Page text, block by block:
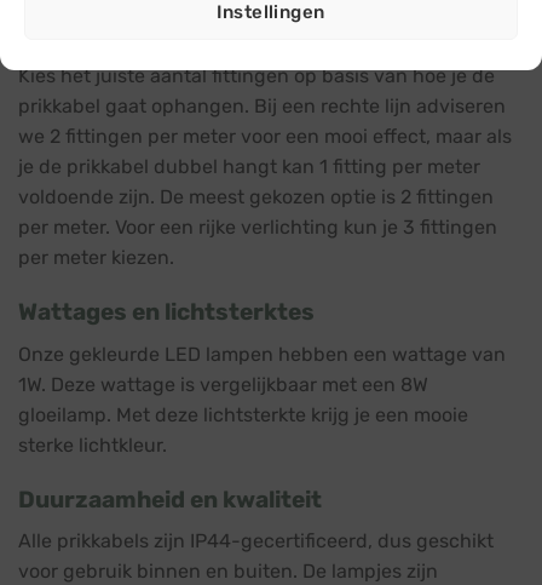
Instellingen
Kies het juiste aantal fittingen op basis van hoe je de
prikkabel gaat ophangen. Bij een rechte lijn adviseren
we 2 fittingen per meter voor een mooi effect, maar als
je de prikkabel dubbel hangt kan 1 fitting per meter
voldoende zijn. De meest gekozen optie is 2 fittingen
per meter. Voor een rijke verlichting kun je 3 fittingen
per meter kiezen.
Wattages en lichtsterktes
Onze gekleurde LED lampen hebben een wattage van
1W. Deze wattage is vergelijkbaar met een 8W
gloeilamp. Met deze lichtsterkte krijg je een mooie
sterke lichtkleur.
Duurzaamheid en kwaliteit
Alle prikkabels zijn IP44-gecertificeerd, dus geschikt
voor gebruik binnen en buiten. De lampjes zijn